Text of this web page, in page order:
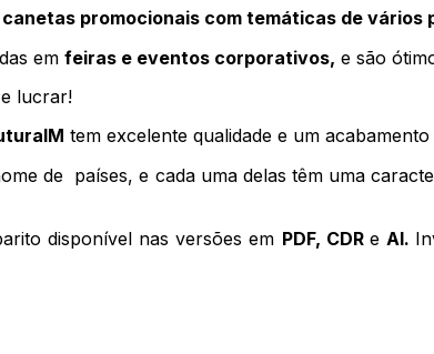
canetas promocionais com temáticas de vários
em feiras e eventos corporativos, e são
lucrar!
tem excelente qualidade e um
de  países, e cada uma delas têm uma
disponível nas versões em PDF, CDR e Al.